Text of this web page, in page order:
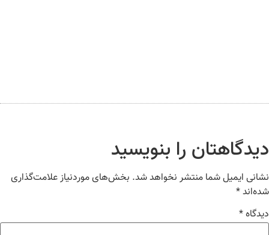
را بنویسید
ایمیل شما منتشر نخواهد شد.بخش‌های موردنیاز علامت‌گذاری
*
*